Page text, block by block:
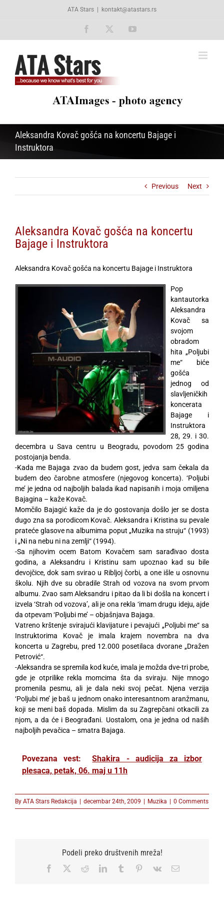
ATA Stars kontakt@atastars.rs
Facebook YouTube
Aleksandra Kovač gošća na koncertu Bajage i
Instruktora
Previous Next
Aleksandra Kovač gošća na koncertu
Bajage i Instruktora
Aleksandra Kovač gošća na koncertu Bajage i Instruktora
Pop
kantautorka
Aleksandra
Kovač sa
svojom
obradom
hita „Poljubi
me“ biće
gošća
jednog od
slavljeničkih
koncerata
Bajage i
Instruktora
28, 29. i 30.
decembra u Sava centru u Beogradu, povodom 25 godina
postojanja benda.
-Kada me Bajaga zvao da budem gost, jedva sam čekala da
budem deo čarobne atmosfere (njegovog koncerta). ‘Poljubi
me’ je jedna od najboljih balada ikad napisanih i moja omiljena
Bajagina – kaže Kovač.
Momčilo Bajagić kaže da je do gostovanja došlo jer se dosta
dugo zna sa porodicom Kovač. Aleksandra i Kristina su pevale
prateće glasove na albumima poput „Muzika na struju“ (1993)
i „Ni na nebu ni na zemlji“ (1994).
-Sa njihovim ocem Batom Kovačem sam sarađivao dosta
godina, a Aleksandru i Kristinu sam upoznao kad su bile
devojčice, dok sam svirao u Ribljoj čorbi, a one išle u osnovnu
školu. Njih dve su obradile Strah od vozova na svom prvom
albumu. Zvao sam Aleksandru i pitao da li bi došla na koncert i
izvela ‘Strah od vozova’, ali je ona rekla ‘imam drugu ideju, ajde
da otpevam ‘Poljubi me’ – objašnjava Bajaga.
Vatreno krštenje svirajući klavijature i pevajući „Poljubi me“ sa
Instruktorima Kovač je imala krajem novembra na dva
koncerta u Zagrebu, pred 12.000 posetilaca dvorane „Dražen
Petrović“.
-Aleksandra se spremila kod kuće, imala je možda dve-tri probe,
gde je otprilike rekla momcima šta da sviraju. Nije mnogo
promenila pesmu, ali je dala neki svoj pečat. Njena verzija
‘Poljubi me’ je baš u jednom onako interesantnom aranžmanu,
koji se meni baš dopada. Mislim da su Zagrepčani otkacili za
njom, a da će i Beograđani. Uostalom, ona je jedna od naših
najboljih pevačica – smatra Bajaga.
Povezana vest:
Shakira - audicija za izbor
plesaca, petak, 06. maj u 11h
By ATA Stars Redakcija | decembar 24th, 2009 | Muzika | 0 Comments
Podeli preko društvenih mreža!
Facebook RedditLinkedInTumblr Pinterest
Vk Email